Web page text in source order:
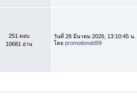
251 ตอบ
10681 อ่าน
วันที่ 28 มีนาคม 2026, 13:10:45 น.
โดย promotiondd99